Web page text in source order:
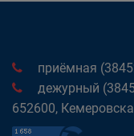
приёмная
дежурный
652600,